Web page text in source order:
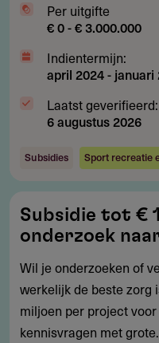
Per uitgifte
€ 0 - € 3.000.000
Indientermijn:
april 2024- januari
Laatst geverifieerd:
6 augustus 2026
Subsidies Sport recreatie
tot
€
1,5
miljoen
voor
onderzoek
Subsidie tot €
onderzoek
Wil je onderzoeken of
werkelijk de beste zorg
miljoen per project
kennisvragen met